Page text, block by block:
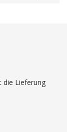
die Lieferung